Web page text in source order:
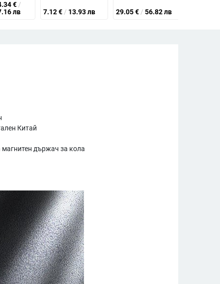
€ /
лв
7.12€ / 13.93 лв 29.05€ / 56.82 лв
Китай
държач за кола